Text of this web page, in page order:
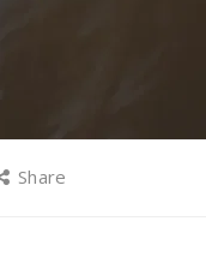
Share